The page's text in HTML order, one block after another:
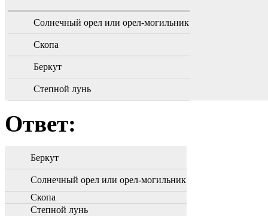
Солнечный орел или орел-могильник
Скопа
Беркут
Степной лунь
Ответ:
Беркут
Солнечный орел или орел-могильник
Скопа
Степной лунь